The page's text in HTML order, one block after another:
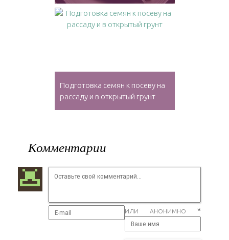
Подготовка семян к посеву на
рассаду и в открытый грунт
Комментарии
ИЛИ АНОНИМНО *